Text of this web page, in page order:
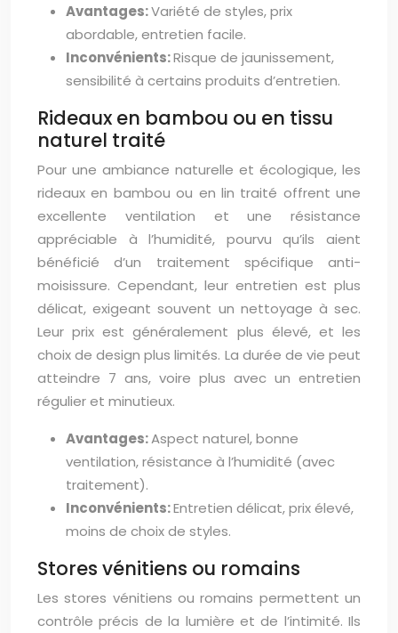
Avantages:Variété de styles, prix
abordable, entretien facile.
Inconvénients:Risque de jaunissement,
sensibilité à certains produits d’entretien.
Rideaux en bambou ou en tissu
naturel traité
Pour une ambiance naturelle et écologique, les
rideaux en bambou ou en lin traité offrent une
excellente ventilation et une résistance
appréciable à l’humidité, pourvu qu’ils aient
bénéficié d’un traitement spécifique anti-
moisissure. Cependant, leur entretien est plus
délicat, exigeant souvent un nettoyage à sec.
Leur prix est généralement plus élevé, et les
choix de design plus limités. La durée de vie peut
atteindre 7 ans, voire plus avec un entretien
régulier et minutieux.
Avantages:Aspect naturel, bonne
ventilation, résistance à l’humidité (avec
traitement).
Inconvénients:Entretien délicat, prix élevé,
moins de choix de styles.
Stores vénitiens ou romains
Les stores vénitiens ou romains permettent un
contrôle précis de la lumière et de l’intimité. Ils